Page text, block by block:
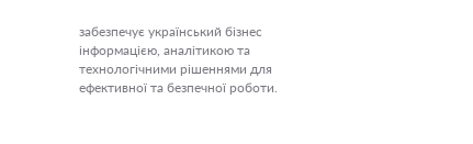
забезпечує український бізнес
інформацією, аналітикою та
технологічними рішеннями для
ефективної та безпечної роботи.